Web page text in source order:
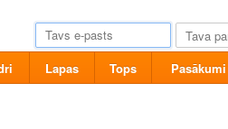
Lapas Tops Pasākumi